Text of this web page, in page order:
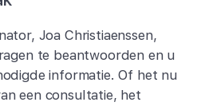
Joa Christiaenssen,
te beantwoorden en u
informatie. Of het nu
een consultatie, het